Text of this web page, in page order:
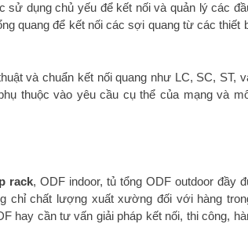
dụng chủ yếu để kết nối và quản lý các
quang để kết nối các sợi quang từ các thiết
và chuẩn kết nối quang như LC, SC, ST,
thuộc vào yêu cầu cụ thể của mạng và
rack, ODF indoor, tủ tổng ODF outdoor đầy
chỉ chất lượng xuất xường đối với hàng
hay cần tư vấn giải pháp kết nối, thi công,